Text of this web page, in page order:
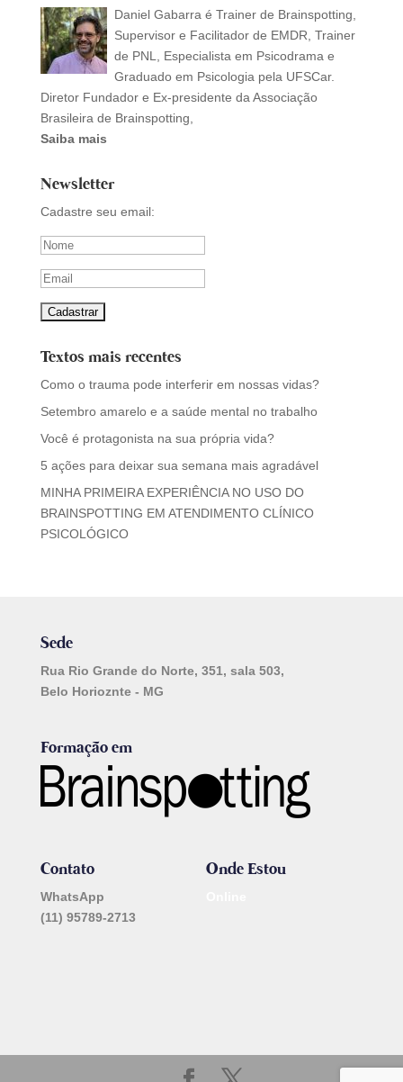
Daniel Gabarra é Trainer de Brainspotting,
Supervisor e Facilitador de EMDR, Trainer
de PNL, Especialista em Psicodrama e
Graduado em Psicologia pela UFSCar.
Diretor Fundador e Ex-presidente da Associação
Brasileira de Brainspotting,
Saiba mais
Newsletter
Cadastre seu email:
Textos mais recentes
Como o trauma pode interferir em nossas vidas?
Setembro amarelo e a saúde mental no trabalho
Você é protagonista na sua própria vida?
5 ações para deixar sua semana mais agradável
MINHA PRIMEIRA EXPERIÊNCIA NO USO DO
BRAINSPOTTING EM ATENDIMENTO CLÍNICO
PSICOLÓGICO
Sede
Rua Rio Grande do Norte, 351, sala 503,
Belo Horioznte - MG
Formação em
Contato
WhatsApp
(11) 95789-2713
Onde Estou